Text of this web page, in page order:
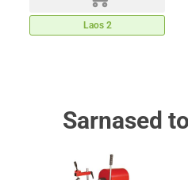
Laos 2
Sarnased